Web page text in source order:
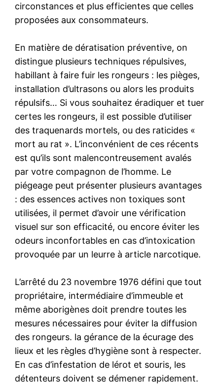
circonstances et plus efficientes que celles
proposées aux consommateurs.
En matière de dératisation préventive, on
distingue plusieurs techniques répulsives,
habillant à faire fuir les rongeurs : les pièges,
installation d’ultrasons ou alors les produits
répulsifs… Si vous souhaitez éradiquer et tuer
certes les rongeurs, il est possible d’utiliser
des traquenards mortels, ou des raticides «
mort au rat ». L’inconvénient de ces récents
est qu’ils sont malencontreusement avalés
par votre compagnon de l’homme. Le
piégeage peut présenter plusieurs avantages
: des essences actives non toxiques sont
utilisées, il permet d’avoir une vérification
visuel sur son efficacité, ou encore éviter les
odeurs inconfortables en cas d’intoxication
provoquée par un leurre à article narcotique.
L’arrêté du 23 novembre 1976 défini que tout
propriétaire, intermédiaire d’immeuble et
même aborigènes doit prendre toutes les
mesures nécessaires pour éviter la diffusion
des rongeurs. la gérance de la écurage des
lieux et les règles d’hygiène sont à respecter.
En cas d’infestation de lérot et souris, les
détenteurs doivent se démener rapidement.